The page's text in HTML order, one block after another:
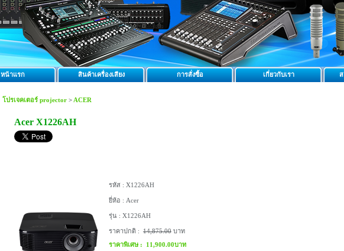
หน้าแรก สินค้าเครื่องเสียง การสั่งซื้อ เกี่ยวกับเรา
โปรเจคเตอร์ projector > ACER
Acer X1226AH
รหัส : X1226AH
ยี่ห้อ : Acer
รุ่น : X1226AH
ราคาปกติ : 14,875.00 บาท
ราคาพิเศษ :
11,900.00บาท